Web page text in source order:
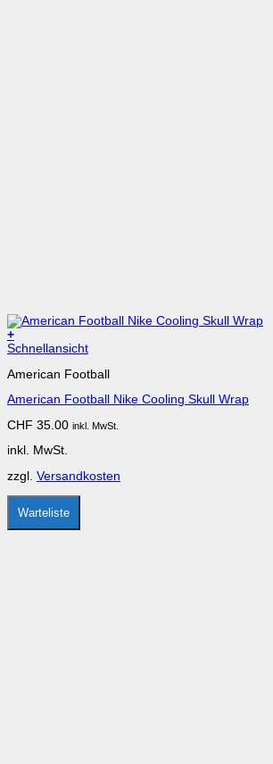
+
Dieses
weist
Varianten
Die
können
der
Produktseite
gewählt
Schnellansicht
American Football
American Football Nike Cooling Skull Wrap
CHF 35.00 inkl. MwSt.
inkl. MwSt.
zzgl. Versandkosten
Warteliste